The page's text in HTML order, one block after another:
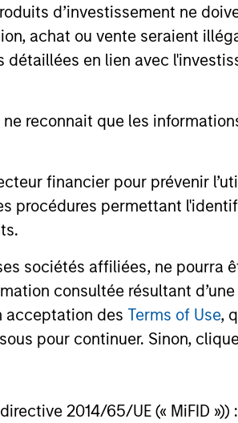
d’investissement ne
achat ou vente seraient
en lien avec
reconnait que les
financier pour prévenir
procédures permettant
sociétés affiliées, ne pourra
consultée résultant
acceptation des Terms of Use,
pour continuer. Sinon,
2014/65/UE (« MiFID »))
industrial products,
most major